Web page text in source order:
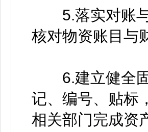
5.落实对账与
核对物资账目与
6.建立健全固
记、编号、贴标
相关部门完成资